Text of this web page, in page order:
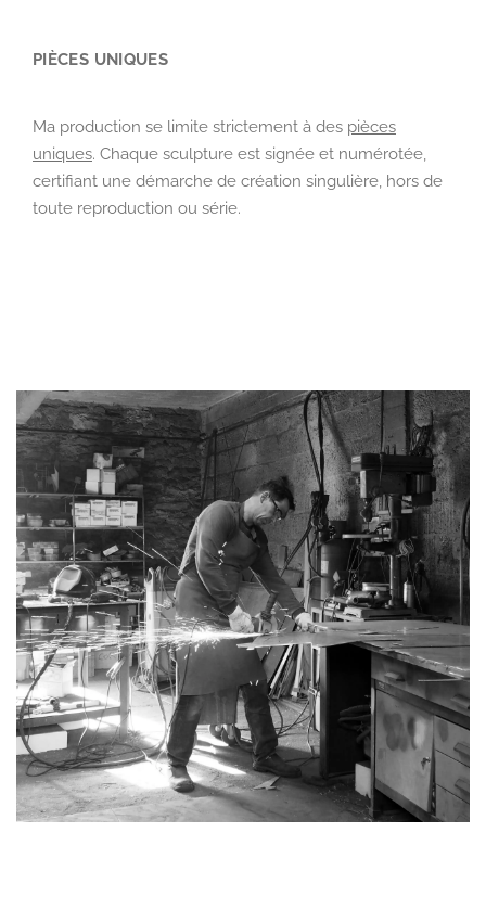
PIÈCES UNIQUES
Ma production se limite strictement à des pièces
uniques. Chaque sculpture est signée et numérotée,
certifiant une démarche de création singulière, hors de
toute reproduction ou série.